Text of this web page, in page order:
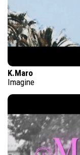
K.Maro
Imagine